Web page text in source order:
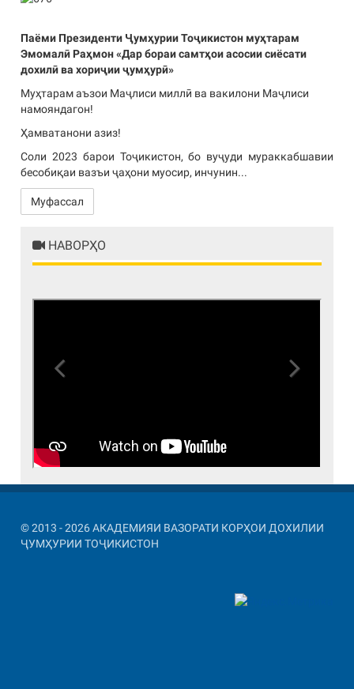
Паёми Президенти Ҷумҳурии Тоҷикистон муҳтарам
Эмомалӣ Раҳмон «Дар бораи самтҳои асосии сиёсати
дохилӣ ва хориҷии ҷумҳурӣ»
Муҳтарам аъзои Маҷлиси миллӣ ва вакилони Маҷлиси
намояндагон!
Ҳамватанони азиз!
Соли 2023 барои Тоҷикистон, бо вуҷуди мураккабшавии
бесобиқаи вазъи ҷаҳони муосир, инчунин...
Муфассал
НАВОРҲО
© 2013 - 2026 АКАДЕМИЯИ ВАЗОРАТИ КОРҲОИ ДОХИЛИИ
ҶУМҲУРИИ ТОҶИКИСТОН